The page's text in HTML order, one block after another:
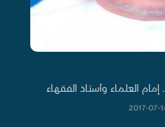
العلماء وأستاذ الفقهاء
2017-07-